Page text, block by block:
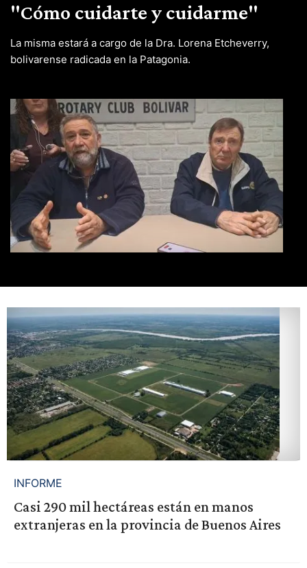
"Cómo cuidarte y cuidarme"
La misma estará a cargo de la Dra. Lorena Etcheverry,
bolivarense radicada en la Patagonia.
INFORME
Casi 290 mil hectáreas están en manos
extranjeras en la provincia de Buenos Aires